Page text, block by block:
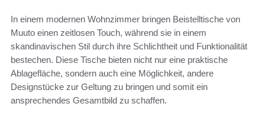
In einem modernen Wohnzimmer bringen Beistelltische von
Muuto einen zeitlosen Touch, während sie in einem
skandinavischen Stil durch ihre Schlichtheit und Funktionalität
bestechen. Diese Tische bieten nicht nur eine praktische
Ablagefläche, sondern auch eine Möglichkeit, andere
Designstücke zur Geltung zu bringen und somit ein
ansprechendes Gesamtbild zu schaffen.